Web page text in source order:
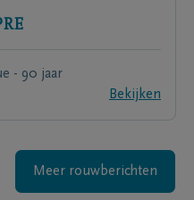
- 90 jaar
Bekijken
Meer rouwberichten